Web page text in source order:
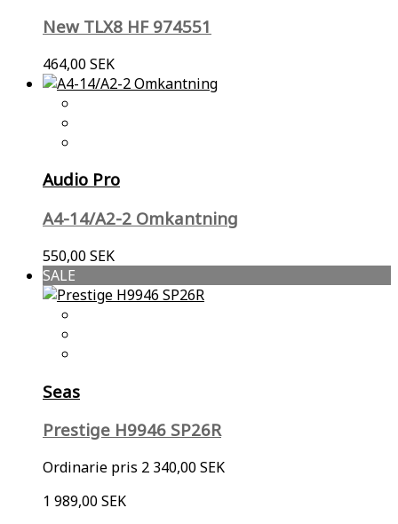
New TLX8 HF 974551
464,00 SEK
Audio Pro
A4-14/A2-2 Omkantning
550,00 SEK
SALE
Seas
Prestige H9946 SP26R
Ordinarie pris 2 340,00 SEK
1 989,00 SEK